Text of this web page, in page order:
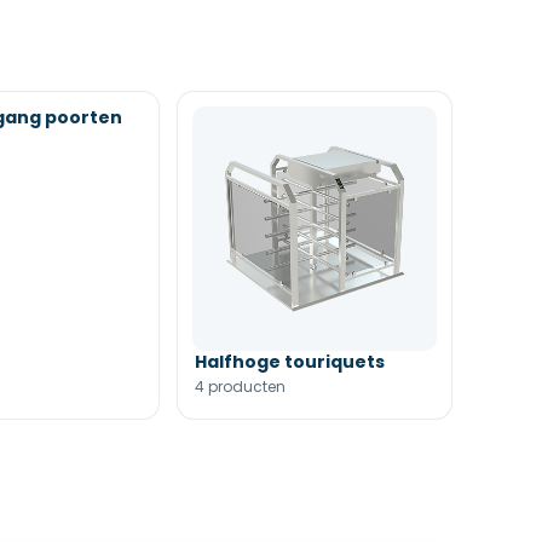
poorten
Halfhoge touriquets
4 producten